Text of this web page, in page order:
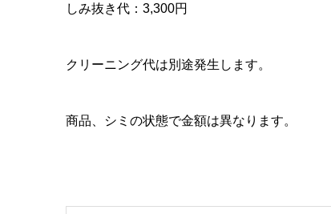
しみ抜き代：3,300円
クリーニング代は別途発生します。
商品、シミの状態で金額は異なります。